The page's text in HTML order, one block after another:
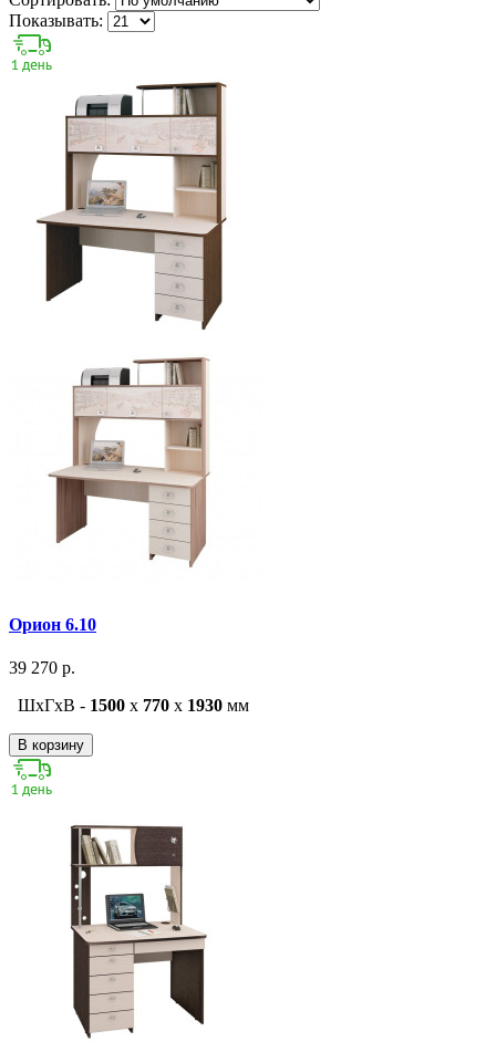
Показывать:
Орион 6.10
39 270 р.
ШxГxВ - 1500 x 770 x 1930 мм
В корзину